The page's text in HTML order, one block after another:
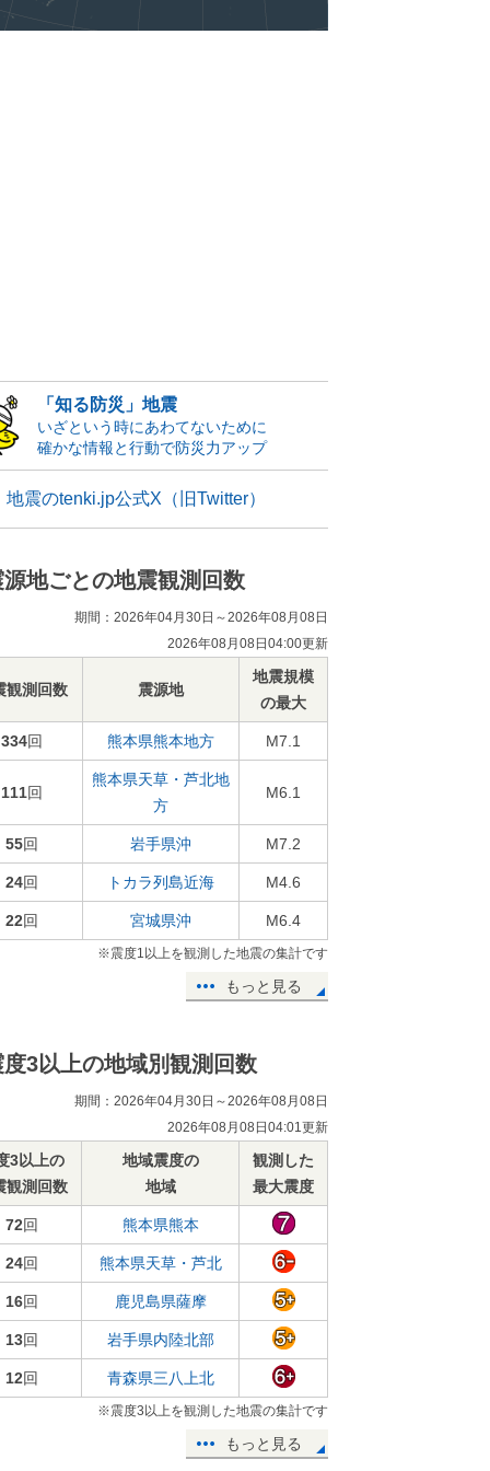
「知る防災」地震
いざという時にあわてないために
確かな情報と行動で防災力アップ
地震のtenki.jp公式X（旧Twitter）
源地ごとの地震観測回数
期間：2026年04月30日～2026年08月08日
2026年08月08日04:00更新
観測回数 震源地
地震規模
の最大
334回 熊本県熊本地方 M7.1
111回
熊本県天草・芦北地
方
M6.1
55回 岩手県沖 M7.2
24回 トカラ列島近海 M4.6
22回 宮城県沖 M6.4
※震度1以上を観測した地震の集計です
もっと見る
度3以上の地域別観測回数
期間：2026年04月30日～2026年08月08日
2026年08月08日04:01更新
3以上の
観測回数
地域震度の
地域
観測した
最大震度
72回 熊本県熊本
24回 熊本県天草・芦北
16回 鹿児島県薩摩
13回 岩手県内陸北部
12回 青森県三八上北
※震度3以上を観測した地震の集計です
もっと見る